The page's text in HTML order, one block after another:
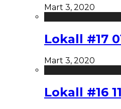
Mart 3, 2020
Lokall #17
Mart 3, 2020
Lokall #16